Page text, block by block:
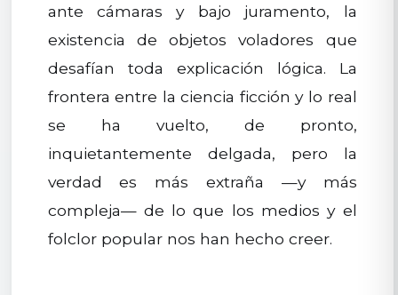
ante cámaras y bajo juramento, la
existencia de objetos voladores que
desafían toda explicación lógica. La
frontera entre la ciencia ficción y lo real
se ha vuelto, de pronto,
inquietantemente delgada, pero la
verdad es más extraña —y más
compleja— de lo que los medios y el
folclor popular nos han hecho creer.